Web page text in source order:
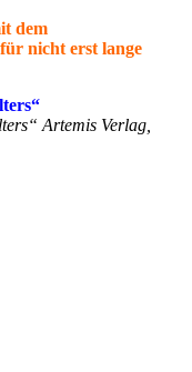
dem
nicht erst lange
Artemis Verlag,